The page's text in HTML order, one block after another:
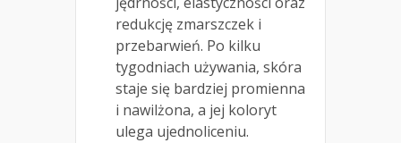
redukcję zmarszczek i
przebarwień. Po kilku
tygodniach używania, skóra
staje się bardziej promienna
i nawilżona, a jej koloryt
ulega ujednoliceniu.